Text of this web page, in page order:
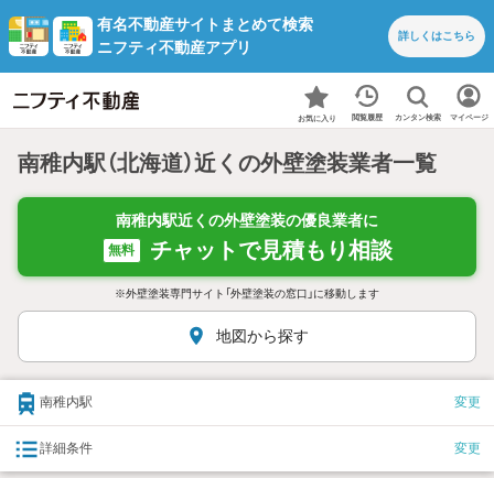
有名不動産サイトまとめて検索
ニフティ不動産アプリ
詳しくはこちら
お気に入り 閲覧履歴 カンタン検索 マイページ
南稚内駅（北海道）近くの外壁塗装業者一覧
南稚内駅近くの外壁塗装の優良業者に
無料 チャットで見積もり相談
※外壁塗装専門サイト「外壁塗装の窓口」に移動します
地図から探す
南稚内駅 変更
詳細条件 変更